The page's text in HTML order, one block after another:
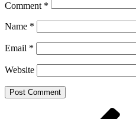
Comment *
Name *
Email *
Website